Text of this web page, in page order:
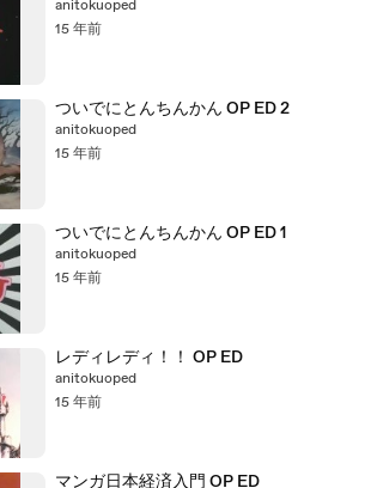
anitokuoped
15 年前
ついでにとんちんかん OP ED 2
anitokuoped
15 年前
ついでにとんちんかん OP ED 1
anitokuoped
15 年前
レディレディ！！ OP ED
anitokuoped
15 年前
マンガ日本経済入門 OP ED